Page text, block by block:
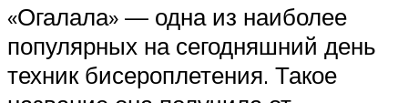
«Огалала» — одна из наиболее
популярных на сегодняшний день
техник бисероплетения. Такое